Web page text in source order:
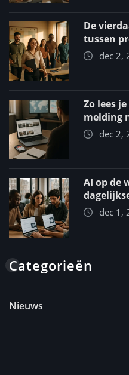
De
tussen
dec 2,
Zo lees
melding
dec 2,
AI op de
dec 1,
Categorieën
Nieuws